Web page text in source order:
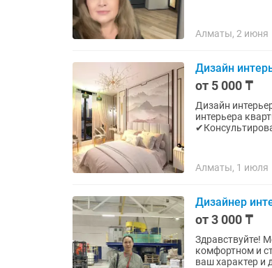
Алматы, 2 июня
Дизайн
от 5 000 ₸
Дизайн интерьера
интерьера
Алматы, 1 июля
Дизайнер
от 3 000 ₸
Здравствуйте! Меня зовут Ажар.
комфортном и
ваш характер и